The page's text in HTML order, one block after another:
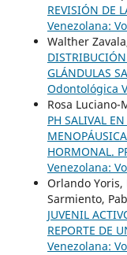
REVISIÓN DE
Venezolana:
Walther
GLÁNDULAS
Odontológica
Rosa Luciano-
PH SALIVAL
HORMONAL.
Venezolana:
Orlando Yoris,
Sarmiento,
JUVENIL
REPORTE DE
Venezolana: